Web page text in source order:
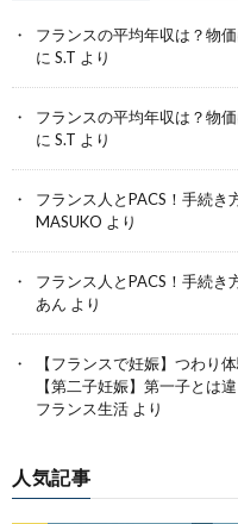
フランスの平均年収は？物
に S.T より
フランスの平均年収は？物
に S.T より
フランス人とPACS！手続き
MASUKO より
フランス人とPACS！手続き
あん より
【フランスで妊娠】つわり
【第二子妊娠】第一子とは
フランス生活 より
人気記事